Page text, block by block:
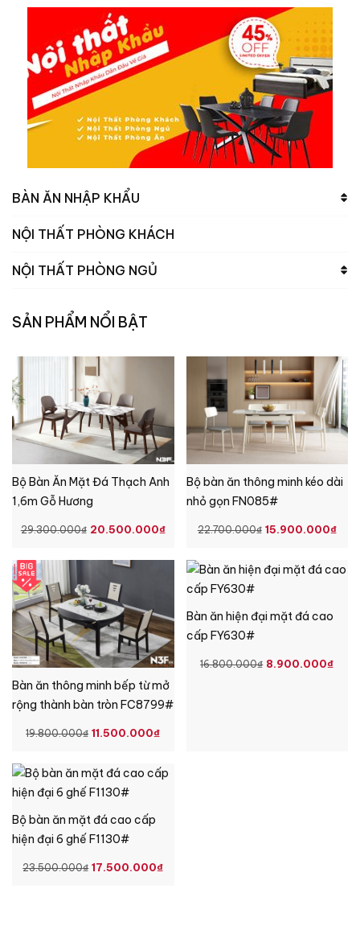
BÀN ĂN NHẬP KHẨU
NỘI THẤT PHÒNG KHÁCH
NỘI THẤT PHÒNG NGỦ
SẢN PHẨM NỔI BẬT
Bộ Bàn Ăn Mặt Đá Thạch Anh
1,6m Gỗ Hương
29.300.000₫ GIÁ
29.300.000₫.
20.500.000₫GIÁ
TẠI
Bộ bàn ăn thông minh kéo dài
nhỏ gọn FN085#
22.700.000₫ GIÁ
LÀ:
15.900.000₫GIÁ
TẠI
Bàn ăn thông minh bếp từ mở
rộng thành bàn tròn FC8799#
19.800.000₫ GIÁ
LÀ:
19.800.000₫.
11.500.000₫GIÁ
TẠI
Bàn ăn hiện đại mặt đá cao
cấp FY630#
16.800.000₫ GIÁ
8.900.000₫GIÁ
Bộ bàn ăn mặt đá cao cấp
hiện đại 6 ghế F1130#
23.500.000₫ GIÁ
17.500.000₫GIÁ